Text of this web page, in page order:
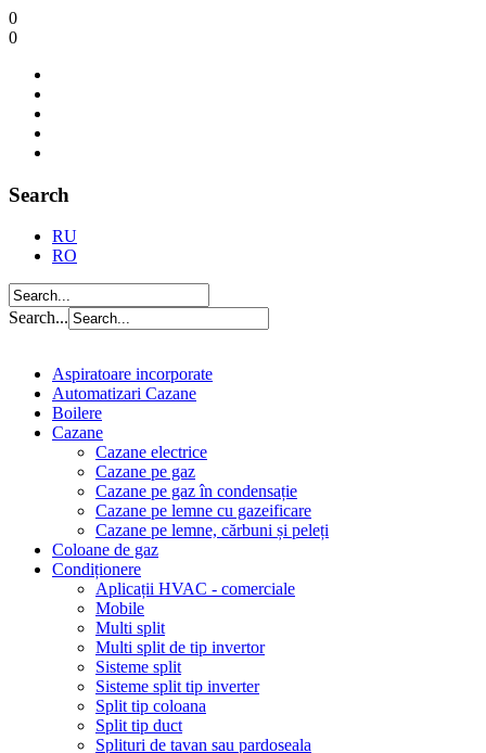
0
0
Search
RU
RO
Search...
Aspiratoare incorporate
Automatizari Cazane
Boilere
Cazane
Cazane electrice
Cazane pe gaz
Cazane pe gaz în condensație
Cazane pe lemne cu gazeificare
Cazane pe lemne, cărbuni și peleți
Coloane de gaz
Condiționere
Aplicații HVAC - comerciale
Mobile
Multi split
Multi split de tip invertor
Sisteme split
Sisteme split tip inverter
Split tip coloana
Split tip duct
Splituri de tavan sau pardoseala